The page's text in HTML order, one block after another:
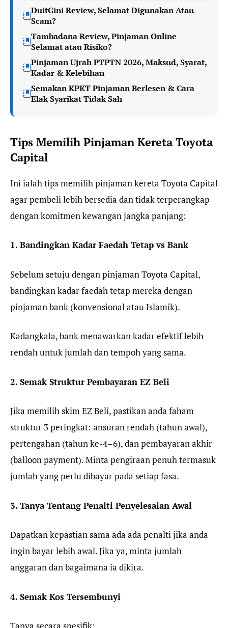
DuitGini Review, Selamat Digunakan Atau
Scam?
Tambadana Review, Pinjaman Online
Selamat atau Risiko?
Pinjaman Ujrah PTPTN 2026, Maksud, Syarat,
Kadar & Kelebihan
Semakan KPKT Pinjaman Berlesen & Cara
Elak Syarikat Tidak Sah
Tips Memilih Pinjaman Kereta Toyota
Capital
Ini ialah tips memilih pinjaman kereta Toyota Capital
agar pembeli lebih bersedia dan tidak terperangkap
dengan komitmen kewangan jangka panjang:
1. Bandingkan Kadar Faedah Tetap vs Bank
Sebelum setuju dengan pinjaman Toyota Capital,
bandingkan kadar faedah tetap mereka dengan
pinjaman bank (konvensional atau Islamik).
Kadangkala, bank menawarkan kadar efektif lebih
rendah untuk jumlah dan tempoh yang sama.
2. Semak Struktur Pembayaran EZ Beli
Jika memilih skim EZ Beli, pastikan anda faham
struktur 3 peringkat: ansuran rendah (tahun awal),
pertengahan (tahun ke-4–6), dan pembayaran akhir
(balloon payment). Minta pengiraan penuh termasuk
jumlah yang perlu dibayar pada setiap fasa.
3. Tanya Tentang Penalti Penyelesaian Awal
Dapatkan kepastian sama ada ada penalti jika anda
ingin bayar lebih awal. Jika ya, minta jumlah
anggaran dan bagaimana ia dikira.
4. Semak Kos Tersembunyi